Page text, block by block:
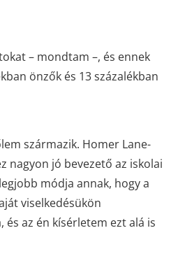
– mondtam –, és ennek
önzők és 13 százalékban
származik. Homer Lane-
nagyon jó bevezető az iskolai
módja annak, hogy a
viselkedésükön
az én kísérletem ezt alá is